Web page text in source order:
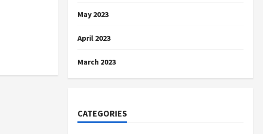
May 2023
April 2023
March 2023
CATEGORIES